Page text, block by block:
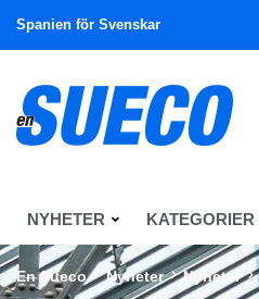
Spanien för Svenskar
NYHETER KATEGORIER
En Sueco Nyheter Nyheter